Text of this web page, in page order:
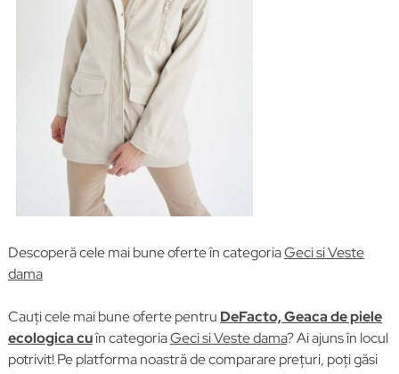
Descoperă cele mai bune oferte în categoriaGeci si Veste
dama
Cauți cele mai bune oferte pentru DeFacto, Geaca de piele
ecologica cuîn categoriaGeci si Veste dama? Ai ajuns în locul
potrivit! Pe platforma noastră de comparare prețuri, poți găsi